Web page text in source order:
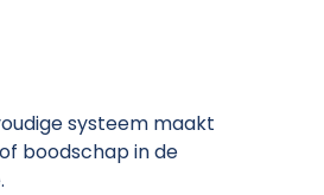
systeem maakt
boodschap in de